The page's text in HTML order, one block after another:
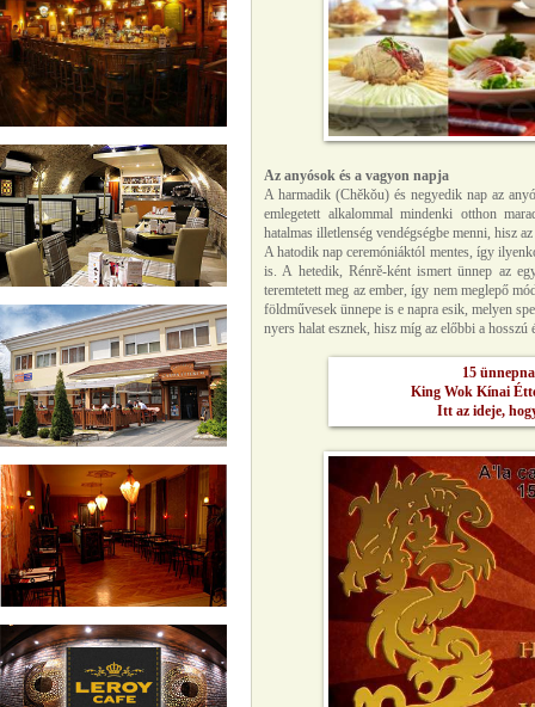
Az anyósok és a vagyon napja
A harmadik (Chěkǒu) és negyedik nap az
emlegetett alkalommal mindenki otthon
hatalmas illetlenség vendégségbe menni, hisz
A hatodik nap ceremóniáktól mentes, így
is. A hetedik, Rénrě-ként ismert ünnep az
teremtetett meg az ember, így nem meglepő
földművesek ünnepe is e napra esik, melyen
nyers halat esznek, hisz míg az előbbi a
15
King Wok Kínai
Itt az ideje,